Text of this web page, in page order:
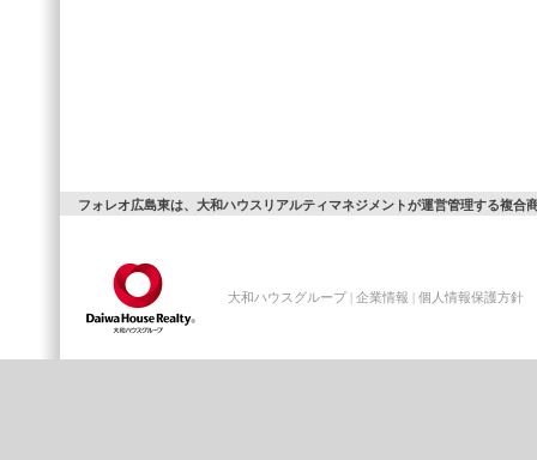
フォレオ広島東は、大和ハウスリアルティマネジメントが運営管理する複合
大和ハウスグループ | 企業情報 | 個人情報保護方針